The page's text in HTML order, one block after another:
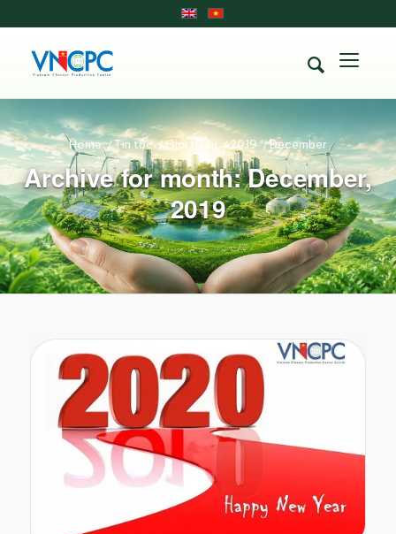
Archive for month: December,
2019
Home /Tin tức /Giới thiệu /2019 /December